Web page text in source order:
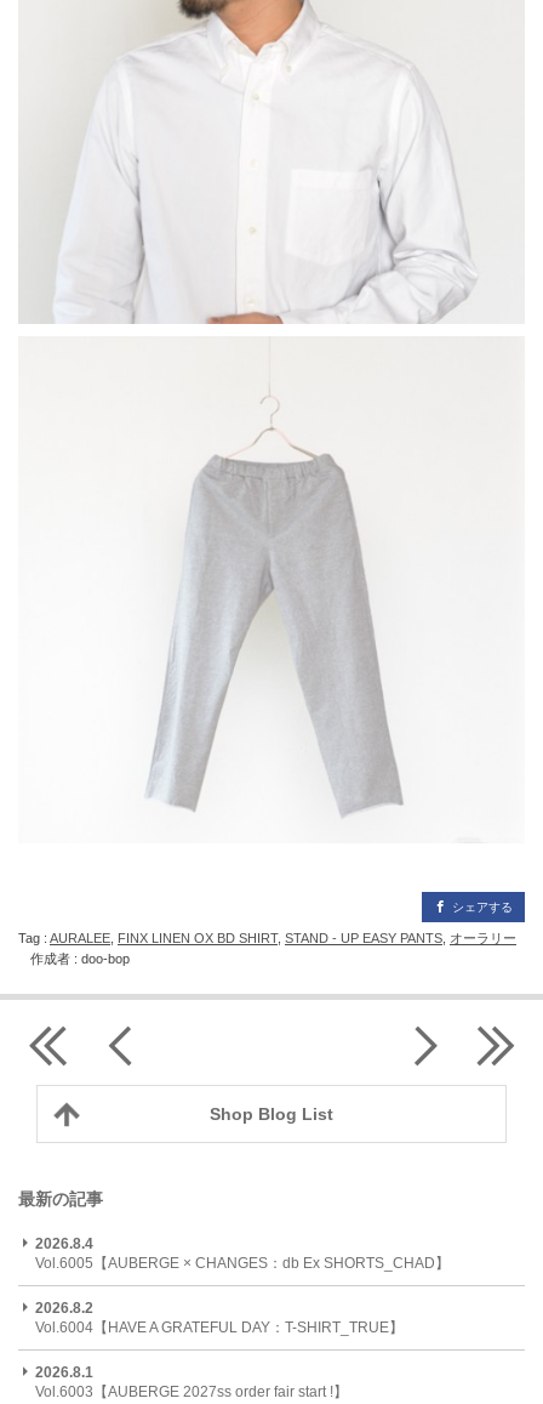
シェアする
Tag : AURALEE FINX LINEN OX BD SHIRT, STAND - UP EASY PANTS オーラリー
作成者 : doo-bop
Shop Blog List
最新の記事
2026.8.4
Vol.6005【AUBERGE × CHANGES：db Ex SHORTS_CHAD】
2026.8.2
Vol.6004【HAVE A GRATEFUL DAY：T-SHIRT_TRUE】
2026.8.1
Vol.6003【AUBERGE 2027ss order fair start !】